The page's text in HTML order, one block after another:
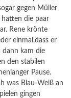
gegen Müller
die paar
Rene krönte
einmal,dass er
dann kam die
den stabilen
Pause.
was Blau-Weiß an
gingen